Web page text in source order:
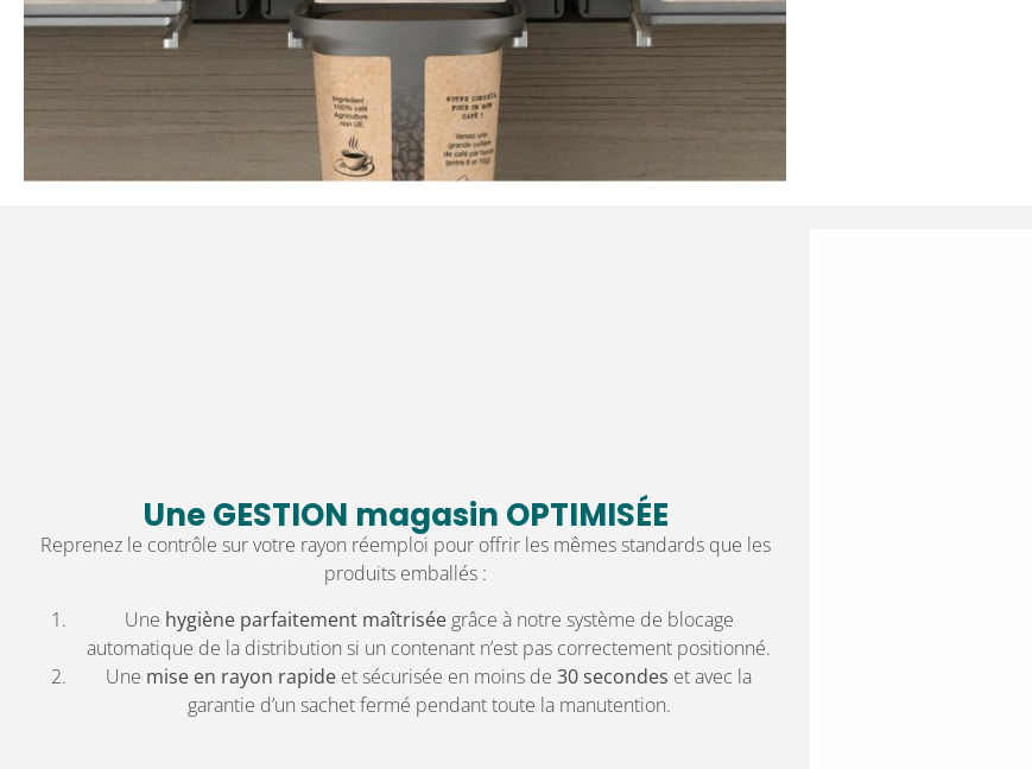
Une GESTION magasin OPTIMISÉE
Reprenez le contrôle sur votre rayon réemploi pour offrir les mêmes standards que les
produits emballés :
Une hygiène parfaitement maîtriséegrâce à notre système de blocage
automatique de la distribution si un contenant n’est pas correctement positionné.
Une mise en rayon rapide et sécurisée en moins de 30 secondes et avec la
garantie d’un sachet fermé pendant toute la manutention.